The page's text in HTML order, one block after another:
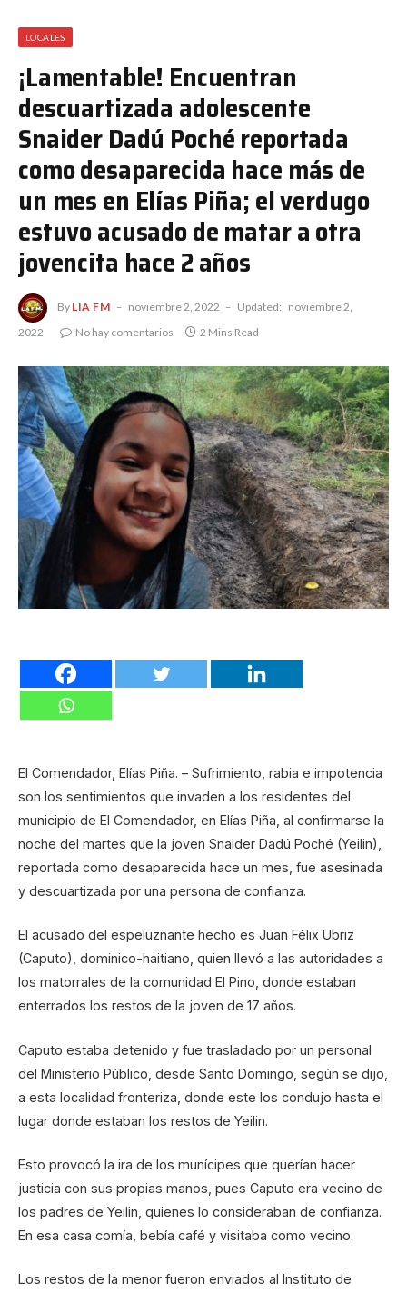
LOCALES
¡Lamentable! Encuentran
descuartizada adolescente
Snaider Dadú Poché reportada
como desaparecida hace más de
un mes en Elías Piña; el verdugo
estuvo acusado de matar a otra
jovencita hace 2 años
By LIA FM noviembre 2, 2022 Updated: noviembre 2,
2022
No hay comentarios 2 Mins Read
El Comendador, Elías Piña. – Sufrimiento, rabia e impotencia
son los sentimientos que invaden a los residentes del
municipio de El Comendador, en Elías Piña, al confirmarse la
noche del martes que la joven Snaider Dadú Poché (Yeilin),
reportada como desaparecida hace un mes, fue asesinada
y descuartizada por una persona de confianza.
El acusado del espeluznante hecho es Juan Félix Ubriz
(Caputo), dominico-haitiano, quien llevó a las autoridades a
los matorrales de la comunidad El Pino, donde estaban
enterrados los restos de la joven de 17 años.
Caputo estaba detenido y fue trasladado por un personal
del Ministerio Público, desde Santo Domingo, según se dijo,
a esta localidad fronteriza, donde este los condujo hasta el
lugar donde estaban los restos de Yeilin.
Esto provocó la ira de los munícipes que querían hacer
justicia con sus propias manos, pues Caputo era vecino de
los padres de Yeilin, quienes lo consideraban de confianza.
En esa casa comía, bebía café y visitaba como vecino.
Los restos de la menor fueron enviados al Instituto de